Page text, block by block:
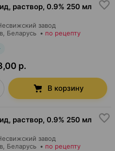
раствор, 0.9% 250 мл
завод
, Беларусь • по рецепту
р.
В корзину
раствор, 0.9% 250 мл
завод
, Беларусь • по рецепту